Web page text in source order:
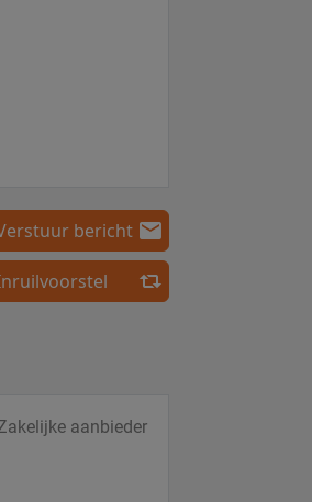
bericht
aanbieder